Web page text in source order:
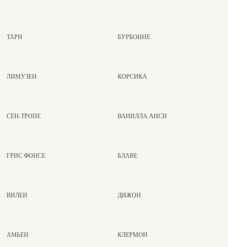
ТАРН БУРБОННЕ
ЛИМУЗЕН КОРСИКА
СЕН-ТРОПЕ ВАНИЛЛА АНСИ
ГРИС ФОНСЕ БЛАВЕ
ВИЛЕН ДИЖОН
АМЬЕН КЛЕРМОН